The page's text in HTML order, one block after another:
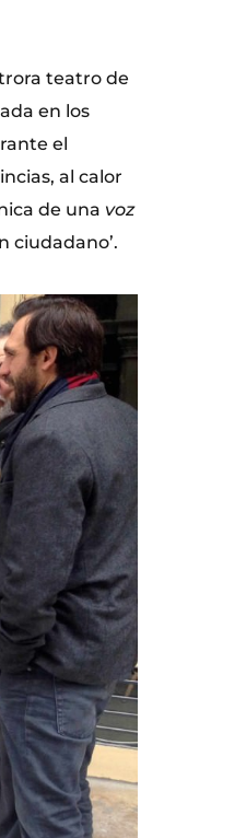
teatro de
en los
el
al calor
de una voz
ciudadano’.